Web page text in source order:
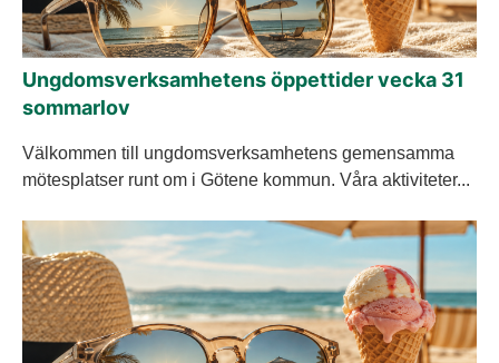
Ungdomsverksamhetens öppettider vecka 31
sommarlov
Välkommen till ungdomsverksamhetens gemensamma
mötesplatser runt om i Götene kommun. Våra aktiviteter...